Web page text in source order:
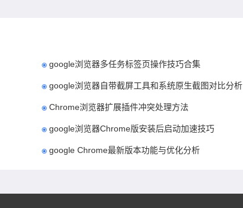
google浏览器多任务标签页操作技巧合集
google浏览器自带截屏工具和系统原生截图对比分析
Chrome浏览器扩展插件冲突处理方法
google浏览器Chrome版安装后启动加速技巧
google Chrome最新版本功能与优化分析